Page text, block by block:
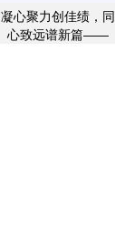
凝心聚力创佳绩，同
心致远谱新篇——